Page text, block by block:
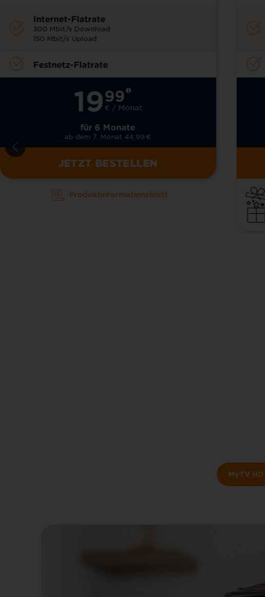
Internet-Flatrate
300 Mbit/s Download
150 Mbit/s Upload
Festnetz-Flatrate
1999
€ / Monat
für 6 Monate
ab dem 7. Monat 44,99 €
JETZT BESTELLEN
Produktinformationsblatt
MyTV HD